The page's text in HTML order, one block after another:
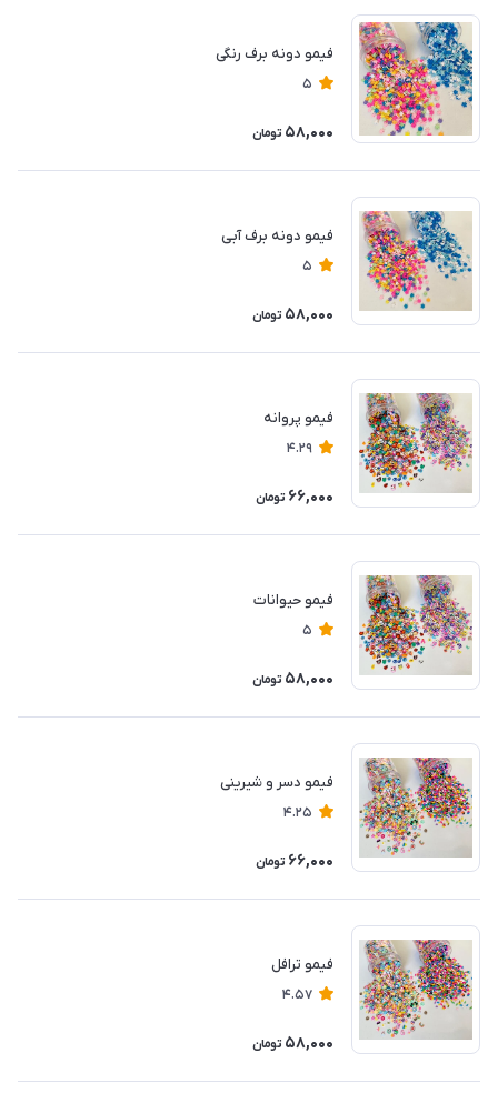
فیمو دونه برف رنگی
5
58,000 تومان
فیمو دونه برف آبی
5
58,000 تومان
فیمو پروانه
4.29
66,000 تومان
فیمو حیوانات
5
58,000 تومان
فیمو دسر و شیرینی
4.25
66,000 تومان
فیمو ترافل
4.57
58,000 تومان